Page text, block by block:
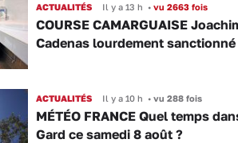
ACTUALITÉS Il y a 13 h •vu 2663 fois
COURSE CAMARGUAISE
Cadenas lourdement sanctionné
ACTUALITÉS Il y a 10 h •vu 288 fois
MÉTÉO FRANCE Quel temps
Gard ce samedi 8 août ?